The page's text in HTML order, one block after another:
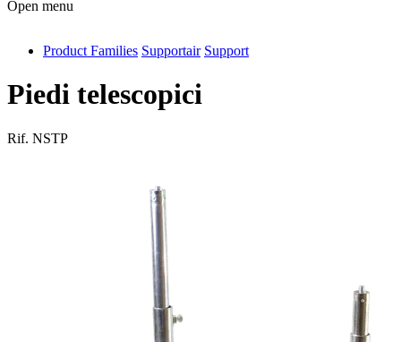
Open menu
antivib
isolfix
Product Families Supportair Support
Piedi telescopici
Rif. NSTP